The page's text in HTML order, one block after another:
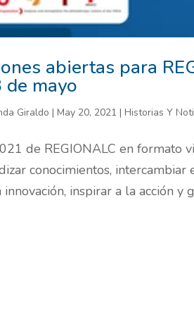
abiertas para
mayo
Giraldo |May 20, 2021 |Historias Y
de REGIONALC en formato
conocimientos,
inspirar a la acción y